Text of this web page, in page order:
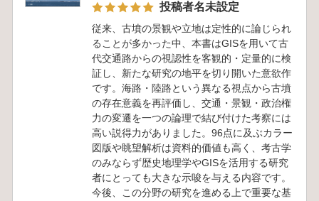
投稿者名未設定
従来、古墳の景観や立地は定性的に論じられ
ることが多かった中、本書はGISを用いて古
代交通路からの視認性を客観的・定量的に検
証し、新たな研究の地平を切り開いた意欲作
です。海路・陸路という異なる視点から古墳
の存在意義を再評価し、交通・景観・政治権
力の変遷を一つの論理で結び付けた考察には
高い説得力がありました。96点に及ぶカラー
図版や眺望解析は資料的価値も高く、考古学
のみならず歴史地理学やGISを活用する研究
者にとっても大きな示唆を与える内容です。
今後、この分野の研究を進める上で重要な基